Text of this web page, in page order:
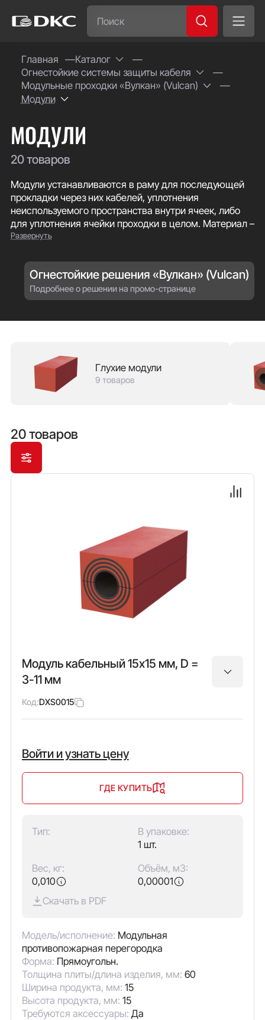
Главная
Каталог
Огнестойкие системы защиты кабеля
Модульные проходки «Вулкан» (Vulcan)
Модули
МОДУЛИ
20 товаров
Модули устанавливаются в раму для последующей
прокладки через них кабелей, уплотнения
неиспользуемого пространства внутри ячеек, либо
для уплотнения ячейки проходки в целом. Материал –
синтетический эластомер с огнеупорными
Развернуть
Огнестойкие решения «Вулкан» (Vulcan)
Подробнее о решении на промо-странице
Глухие модули
9 товаров
20 товаров
Модуль кабельный 15х15 мм, D =
3-11 мм
Код:DXS0015
Войти и узнать цену
ГДЕ КУПИТЬ
Тип:
В упаковке:
1 шт.
Вес, кг:
0,010
Объём, м3:
0,00001
Скачать в PDF
Модель/исполнение: Модульная
противопожарная перегородка
Форма: Прямоугольн.
Толщина плиты/длина изделия, мм: 60
Ширина продукта, мм: 15
Высота продукта, мм: 15
Требуются аксессуары: Да
Часто ищут:
Специсполнение